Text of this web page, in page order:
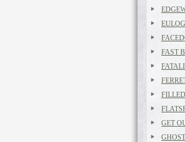
FAST
GET